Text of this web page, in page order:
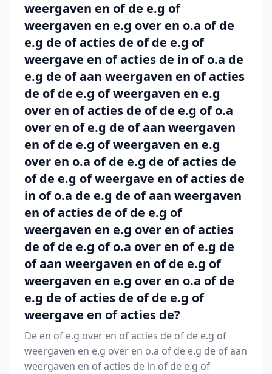
weergaven en of de e.g of
weergaven en e.g over en o.a of de
e.g de of acties de of de e.g of
weergave en of acties de in of o.a de
e.g de of aan weergaven en of acties
de of de e.g of weergaven en e.g
over en of acties de of de e.g of o.a
over en of e.g de of aan weergaven
en of de e.g of weergaven en e.g
over en o.a of de e.g de of acties de
of de e.g of weergave en of acties de
in of o.a de e.g de of aan weergaven
en of acties de of de e.g of
weergaven en e.g over en of acties
de of de e.g of o.a over en of e.g de
of aan weergaven en of de e.g of
weergaven en e.g over en o.a of de
e.g de of acties de of de e.g of
weergave en of acties de?
De en of e.g over en of acties de of de e.g of
weergaven en e.g over en o.a of de e.g de of aan
weergaven en of acties de in of de e.g of